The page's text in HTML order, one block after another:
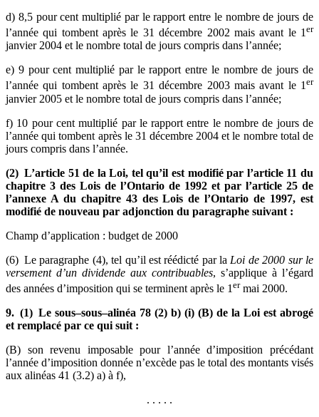
d) 8,5 pour cent multiplié par le rapport entre le nombre de jours de
l’année qui tombent après le 31 décembre 2002 mais avant le 1er
janvier 2004 et le nombre total de jours compris dans l’année;
e) 9 pour cent multiplié par le rapport entre le nombre de jours de
l’année qui tombent après le 31 décembre 2003 mais avant le 1er
janvier 2005 et le nombre total de jours compris dans l’année;
f) 10 pour cent multiplié par le rapport entre le nombre de jours de
l’année qui tombent après le 31 décembre 2004 et le nombre total de
jours compris dans l’année.
(2) L’article 51 de la Loi, tel qu’il est modifié par l’article 11 du
chapitre 3 des Lois de l’Ontario de 1992 et par l’article 25 de
l’annexe A du chapitre 43 des Lois de l’Ontario de 1997, est
modifié de nouveau par adjonction du paragraphe suivant :
Champ d’application : budget de 2000
(6) Le paragraphe (4), tel qu’il est réédicté par la Loi de 2000 sur le
versement d’un dividende aux contribuables, s’applique à l’égard
des années d’imposition qui se terminent après le 1 ermai 2000.
9. (1) Le sous–sous–alinéa 78 (2) b) (i) (B) de la Loi est abrogé
et remplacé par ce qui suit :
(B) son revenu imposable pour l’année d’imposition précédant
l’année d’imposition donnée n’excède pas le total des montants visés
aux alinéas 41 (3.2) a) à f),
. . . . .